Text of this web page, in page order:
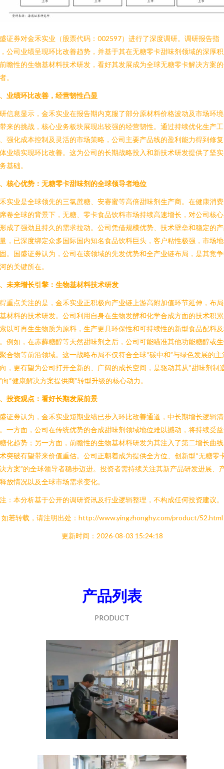
证券对金禾实业（股票代码：002597）进行了深度调研。调研报告指
公司业绩呈现环比改善趋势，并基于其在无糖零卡甜味剂领域的深厚
瞻性的生物基材料技术研发，看好其发展成为全球无糖零卡解决方案
。
业绩环比改善，经营韧性凸显
信息显示，金禾实业在报告期内克服了部分原材料价格波动及市场环
来的挑战，核心业务板块展现出较强的经营韧性。通过持续优化生产工
强化成本控制及灵活的市场策略，公司主要产品线的盈利能力得到修
业绩实现环比改善。这为公司的长期战略投入和新技术研发提供了坚
基础。
核心优势：无糖零卡甜味剂的全球领导者地位
实业是全球领先的三氯蔗糖、安赛蜜等高倍甜味剂生产商。在健康消
卷全球的背景下，无糖、零卡食品饮料市场持续高速增长，对公司核
成了强劲且持久的需求拉动。公司凭借规模优势、技术壁垒和稳定的
，已深度绑定众多国际国内知名食品饮料巨头，客户粘性极强，市场
。国盛证券认为，公司在该领域的先发优势和全产业链布局，是其竞
的关键所在。
未来增长引擎：生物基材料技术研发
重点关注的是，金禾实业正积极向产业链上游高附加值环节延伸，布
材料的技术研发。公司利用自身在生物发酵和化学合成方面的技术积
以可再生生物质为原料，生产更具环保性和可持续性的新型食品配料
例如，在赤藓糖醇等天然甜味剂之后，公司可能瞄准其他功能糖醇或
合物等前沿领域。这一战略布局不仅符合全球“碳中和”与绿色发展的主
，更有望为公司打开全新的、广阔的成长空间，是驱动其从“甜味剂制
向“健康解决方案提供商”转型升级的核心动力。
投资观点：看好长期发展前景
证券认为，金禾实业短期业绩已步入环比改善通道，中长期增长逻辑清
一方面，公司在传统优势的合成甜味剂领域地位难以撼动，将持续受
化趋势；另一方面，前瞻性的生物基材料研发为其注入了第二增长曲
突破有望带来价值重估。公司正朝着成为提供全方位、创新型“无糖零
方案”的全球领导者稳步迈进。投资者需持续关注其新产品研发进展、
放情况以及全球市场需求变化。
：本分析基于公开的调研资讯及行业逻辑整理，不构成任何投资建议
如若转载，请注明出处：http://www.yingzhonghy.com/product/52.html
更新时间：2026-08-03 15:24:18
产品列表
PRODUCT